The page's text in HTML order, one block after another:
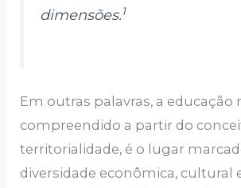
dimensões.1
Em outras palavras, a educação
compreendido a partir do
territorialidade, é o lugar
diversidade econômica, cultural